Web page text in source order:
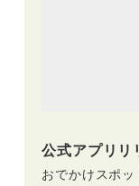
公式アプリリ
おでかけスポ